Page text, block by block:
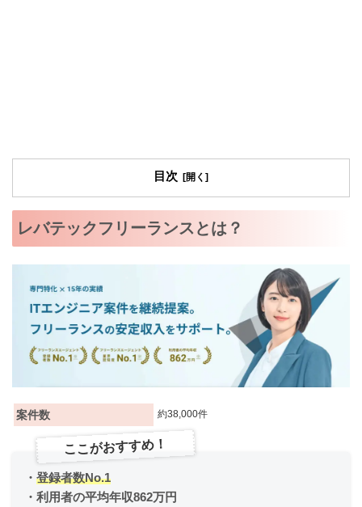
目次
レバテックフリーランスとは？
案件数 約38,000件
ここがおすすめ！
・ 登録者数No.1
・利用者の平均年収862万円